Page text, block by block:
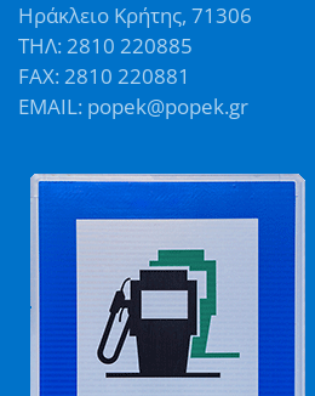
Ηράκλειο Κρήτης, 71306
ΤΗΛ: 2810 220885
FAX: 2810 220881
EMAIL: popek@popek.gr